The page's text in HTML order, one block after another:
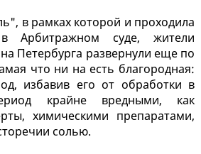
в рамках которой и проходила
Арбитражном суде, жители
Петербурга развернули еще по
что ни на есть благородная:
избавив его от обработки в
крайне вредными, как
химическими препаратами,
солью.